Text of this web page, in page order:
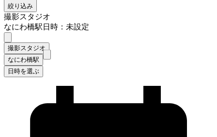
絞り込み
撮影スタジオ
なにわ橋駅日時：未設定
撮影スタジオ
なにわ橋駅
日時を選ぶ